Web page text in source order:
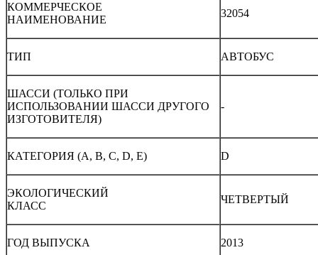
КОММЕРЧЕСКОЕ
НАИМЕНОВАНИЕ
32054
ТИП АВТОБУС
ШАССИ (ТОЛЬКО ПРИ
ИСПОЛЬЗОВАНИИ ШАССИ ДРУГОГО
ИЗГОТОВИТЕЛЯ)
-
КАТЕГОРИЯ (A, B, C, D, E) D
ЭКОЛОГИЧЕСКИЙ
КЛАСС
ЧЕТВЕРТЫЙ
ГОД ВЫПУСКА 2013